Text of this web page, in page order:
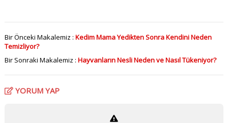
Bir Önceki Makalemiz : Kedim Mama Yedikten Sonra Kendini Neden
Temizliyor?
Bir Sonraki Makalemiz : Hayvanların Nesli Neden ve Nasıl Tükeniyor?
YORUM YAP